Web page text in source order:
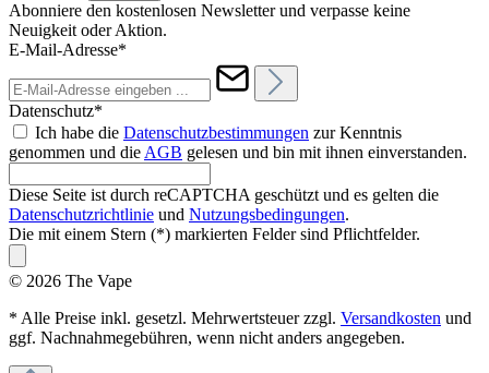
Abonniere den kostenlosen Newsletter und verpasse keine
Neuigkeit oder Aktion.
E-Mail-Adresse*
Datenschutz*
Ich habe die Datenschutzbestimmungen zur Kenntnis
genommen und die AGB gelesen und bin mit ihnen einverstanden.
Diese Seite ist durch reCAPTCHA geschützt und es gelten die
Datenschutzrichtlinie und Nutzungsbedingungen.
Die mit einem Stern (*) markierten Felder sind Pflichtfelder.
© 2026 The Vape
* Alle Preise inkl. gesetzl. Mehrwertsteuer zzgl. Versandkosten und
ggf. Nachnahmegebühren, wenn nicht anders angegeben.